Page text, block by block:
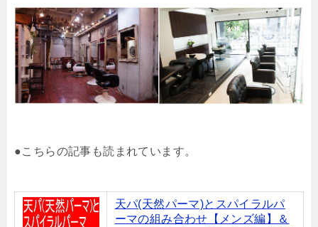
●こちらの記事も読まれています。
天パ(天然パーマ)とスパイラルパ
ーマの組み合わせ【メンズ編】＆